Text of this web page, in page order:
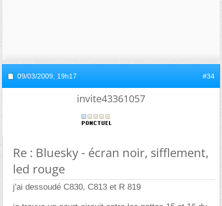
09/03/2009, 19h17 #34
invite43361057
Re : Bluesky - écran noir, sifflement,
led rouge
j'ai dessoudé C830, C813 et R 819